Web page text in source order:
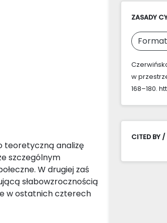
teoretyczną analizę
szczególnym
W drugiej zaś
słabowzrocznością
w ostatnich czterech
ZASADY
w
168–180.
CITED BY /